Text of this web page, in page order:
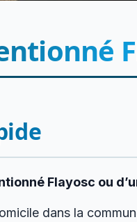
Flayosc ou
dans la